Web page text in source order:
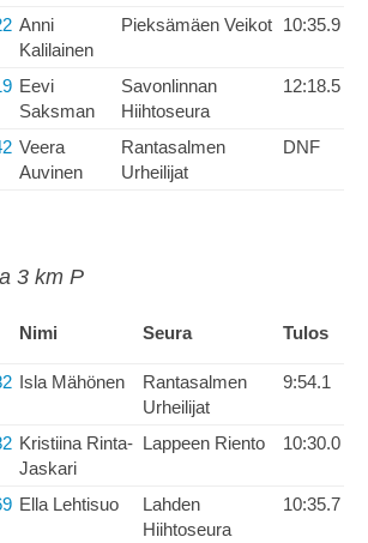
Anni
Kalilainen
Pieksämäen Veikot 10:35.9
Eevi
Saksman
Savonlinnan
Hiihtoseura
12:18.5
Veera
Auvinen
Rantasalmen
Urheilijat
DNF
3 km P
Nimi Seura Tulos
Isla Mähönen
Rantasalmen
Urheilijat
9:54.1
Kristiina Rinta-
Jaskari
Lappeen Riento 10:30.0
Ella Lehtisuo
Lahden
Hiihtoseura
10:35.7